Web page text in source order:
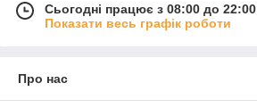
Сьогодні працює з 08:00 до 22:00
Показати весь графік роботи
Про нас